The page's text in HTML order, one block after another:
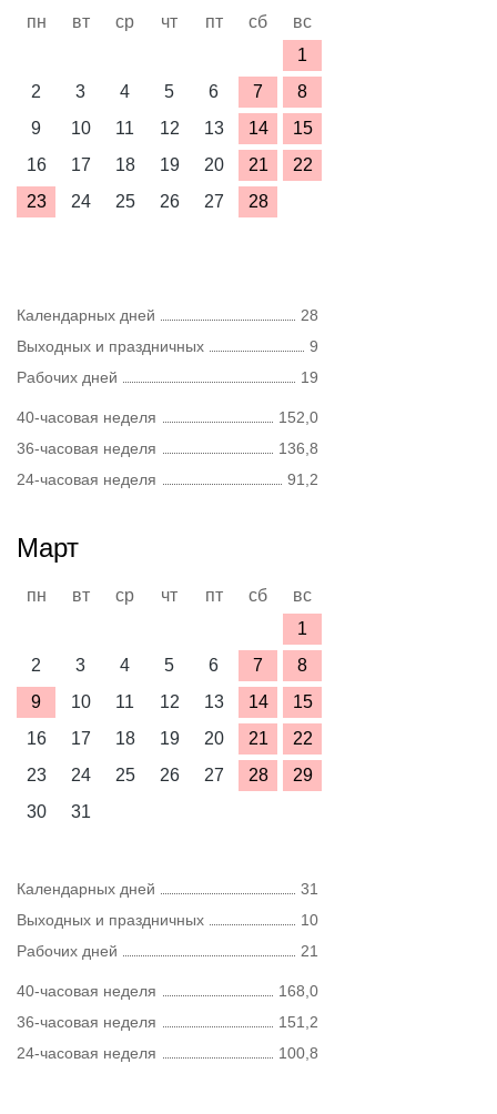
пн вт ср чт пт сб
вс
1
2
3 4 5 6 7
8
9
10 11 12 13 14
15
16
17 18 19 20 21
22
23
24 25 26 27 28
Календарных дней
28
Выходных и праздничных
9
Рабочих дней
19
40-часовая неделя
152,0
36-часовая неделя
136,8
24-часовая неделя
91,2
Март
пн вт ср чт пт сб
вс
1
2
3 4 5 6 7
8
9
10 11 12 13 14
15
16
17 18 19 20 21
22
23
24 25 26 27 28
29
30
31
Календарных дней
31
Выходных и праздничных
10
Рабочих дней
21
40-часовая неделя
168,0
36-часовая неделя
151,2
24-часовая неделя
100,8